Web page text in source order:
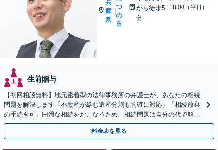
兵
庫
県
つ
の
市
から徒歩5
分
18:00（平日）
生前贈与
【初回相談無料】地元密着型の法律事務所の弁護士が、あなたの相続
問題を解決します「不動産が絡む遺産分割も的確に対応」「相続放棄
の手続き可」円滑な相続をおこなうため、相続問題は自分の代で解決
しましょう【完全個室制】【本竜野駅5分】
料金表を見る